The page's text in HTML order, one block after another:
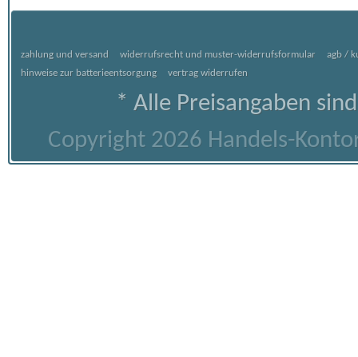
zahlung und versand widerrufsrecht und muster-widerrufsformular
agb /
hinweise zur batterieentsorgung
vertrag widerrufen
* Alle Preisangaben
Copyright 2026 Handels-